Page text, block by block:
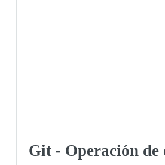
Git - Operación de